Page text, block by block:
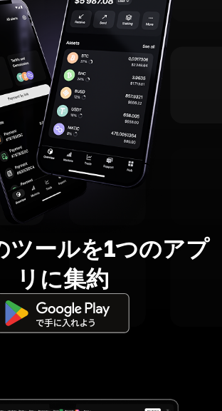
ツールを1つのアプ
リに集約